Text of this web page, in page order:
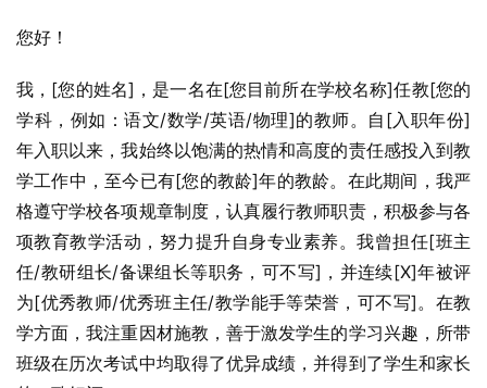
您好！
我，[您的姓名]，是一名在[您目前所在学校名称]任教[您的
学科，例如：语文/数学/英语/物理]的教师。自[入职年份]
年入职以来，我始终以饱满的热情和高度的责任感投入到教
学工作中，至今已有[您的教龄]年的教龄。在此期间，我严
格遵守学校各项规章制度，认真履行教师职责，积极参与各
项教育教学活动，努力提升自身专业素养。我曾担任[班主
任/教研组长/备课组长等职务，可不写]，并连续[X]年被评
为[优秀教师/优秀班主任/教学能手等荣誉，可不写]。在教
学方面，我注重因材施教，善于激发学生的学习兴趣，所带
班级在历次考试中均取得了优异成绩，并得到了学生和家长